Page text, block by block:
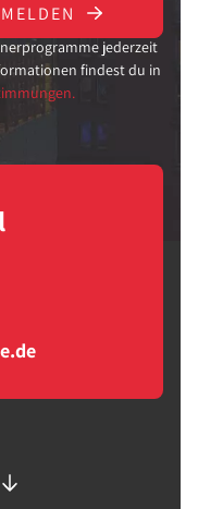
jederzeit
findest du in